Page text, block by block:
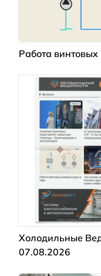
Работа
Холодильные
07.08.2026